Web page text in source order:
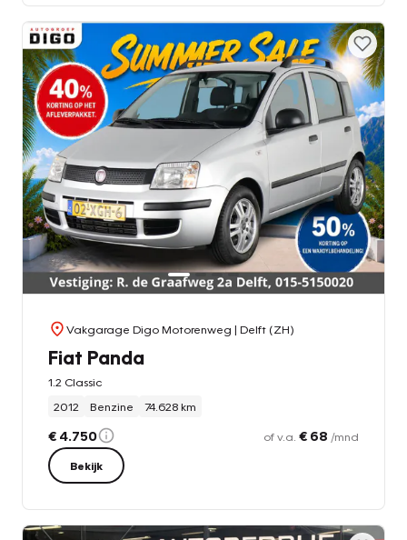
Vakgarage Digo Motorenweg | Delft (ZH)
Fiat Panda
1.2 Classic
2012
Benzine 74.628 km
€ 4.750 of v.a. € 68 /mnd
Bekijk